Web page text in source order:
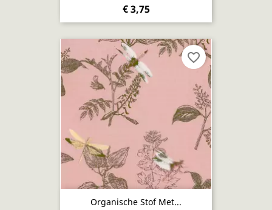
€ 3,75
Organische Stof Met...
favorite_border